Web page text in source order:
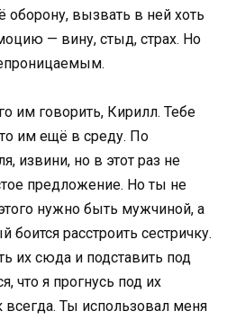
оборону, вызвать в ней хоть
— вину, стыд, страх. Но
им говорить, Кирилл. Тебе
им ещё в среду. По
извини, но в этот раз не
предложение. Но ты не
нужно быть мужчиной, а
расстроить сестричку.
их сюда и подставить под
что я прогнусь под их
всегда. Ты использовал меня